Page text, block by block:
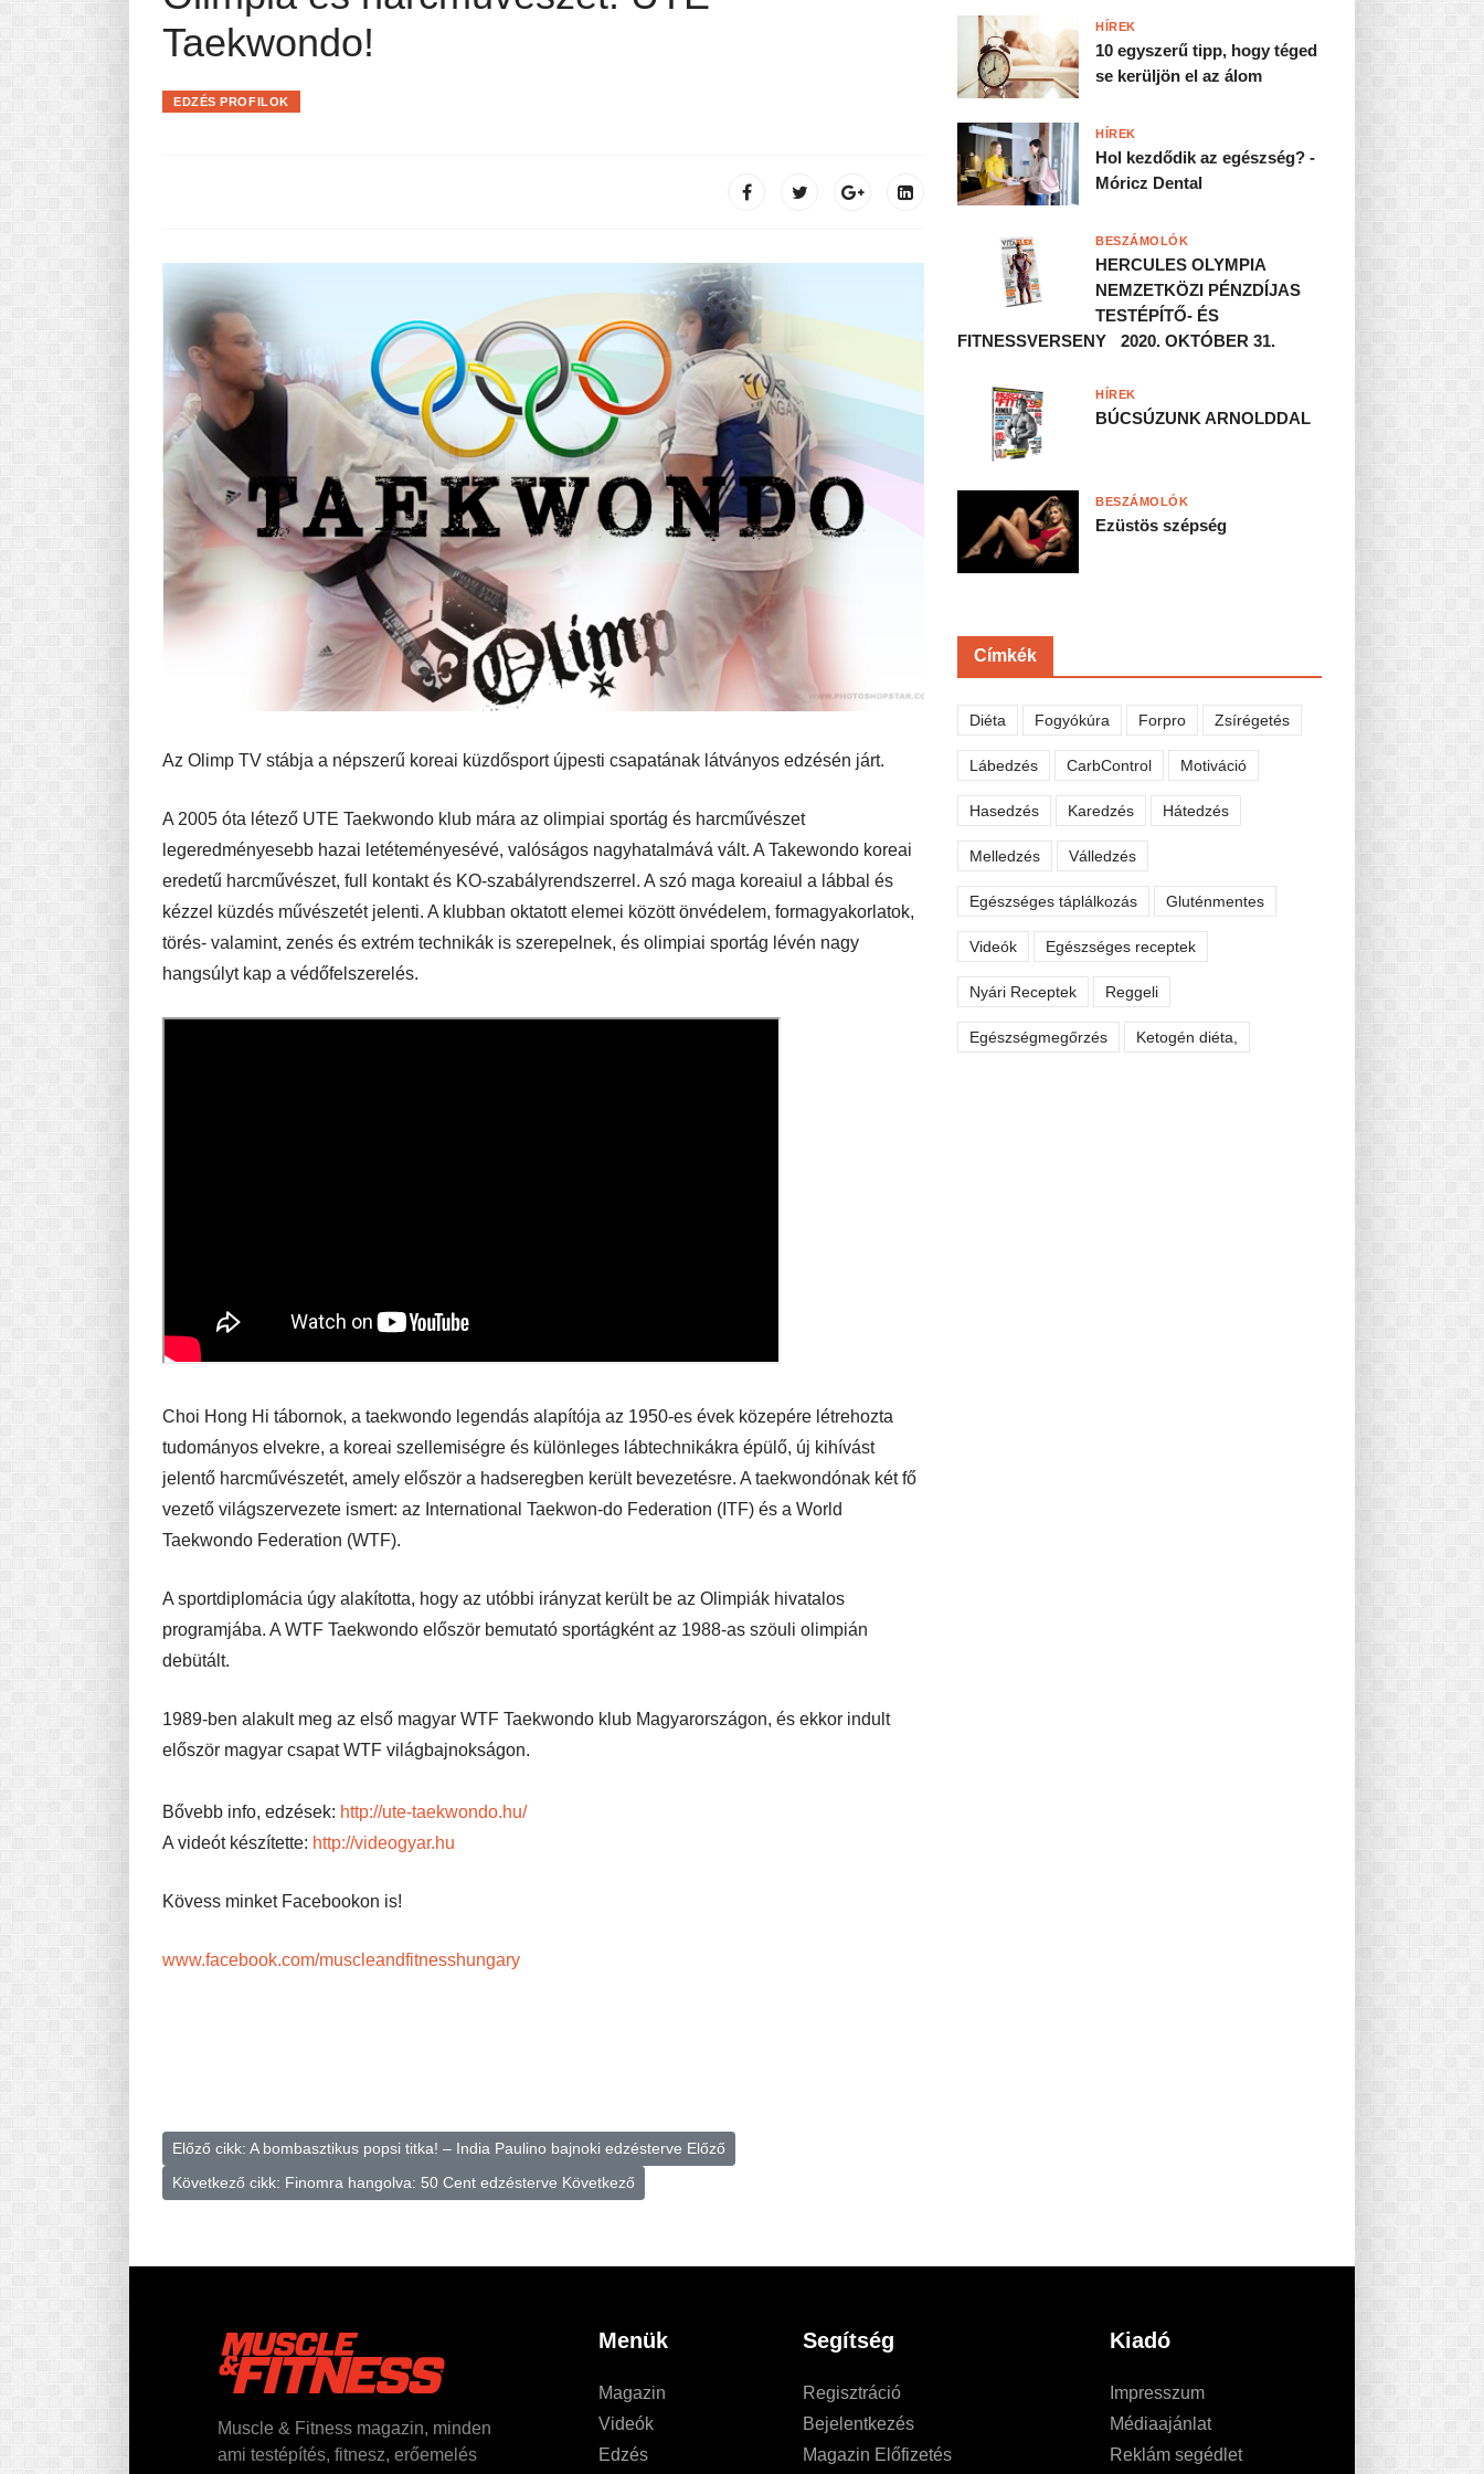
MINDENNAPI KENYERÜNK
Taekwondo!
EDZÉS PROFILOK
Az Olimp TV stábja a népszerű koreai küzdősport újpesti csapatának látványos edzésén járt.
A 2005 óta létező UTE Taekwondo klub mára az olimpiai sportág és harcművészet
legeredményesebb hazai letéteményesévé, valóságos nagyhatalmává vált. A Takewondo koreai
eredetű harcművészet, full kontakt és KO-szabályrendszerrel. A szó maga koreaiul a lábbal és
kézzel küzdés művészetét jelenti. A klubban oktatott elemei között önvédelem, formagyakorlatok,
törés- valamint, zenés és extrém technikák is szerepelnek, és olimpiai sportág lévén nagy
hangsúlyt kap a védőfelszerelés.
Choi Hong Hi tábornok, a taekwondo legendás alapítója az 1950-es évek közepére létrehozta
tudományos elvekre, a koreai szellemiségre és különleges lábtechnikákra épülő, új kihívást
jelentő harcművészetét, amely először a hadseregben került bevezetésre. A taekwondónak két fő
vezető világszervezete ismert: az International Taekwon-do Federation (ITF) és a World
Taekwondo Federation (WTF).
A sportdiplomácia úgy alakította, hogy az utóbbi irányzat került be az Olimpiák hivatalos
programjába. A WTF Taekwondo először bemutató sportágként az 1988-as szöuli olimpián
debütált.
1989-ben alakult meg az első magyar WTF Taekwondo klub Magyarországon, és ekkor indult
először magyar csapat WTF világbajnokságon.
Bővebb info, edzések: http://ute-taekwondo.hu/
A videót készítette: http://videogyar.hu
Kövess minket Facebookon is!
www.facebook.com/muscleandfitnesshungary
Előző cikk: A bombasztikus popsi titka! – India Paulino bajnoki edzésterve Előző
Következő cikk: Finomra hangolva: 50 Cent edzésterve Következő
10 egyszerű tipp, hogy téged
se kerüljön el az álom
HÍREK
Hol kezdődik az egészség? -
Móricz Dental
HÍREK
HERCULES OLYMPIA
NEMZETKÖZI PÉNZDÍJAS
TESTÉPÍTŐ- ÉS
FITNESSVERSENY 2020. OKTÓBER 31.
BESZÁMOLÓK
BÚCSÚZUNK ARNOLDDAL
HÍREK
Ezüstös szépség
BESZÁMOLÓK
Címkék
Diéta Fogyókúra Forpro Zsírégetés
Lábedzés CarbControl Motiváció
Hasedzés Karedzés Hátedzés
Melledzés Válledzés
Egészséges táplálkozás Gluténmentes
Videók Egészséges receptek
Nyári Receptek Reggeli
Egészségmegőrzés Ketogén diéta,
Muscle & Fitness magazin, minden
ami testépítés, fitnesz, erőemelés
Menük
Magazin
Videók
Edzés
Segítség
Regisztráció
Bejelentkezés
Magazin Előfizetés
Kiadó
Impresszum
Médiaajánlat
Reklám segédlet